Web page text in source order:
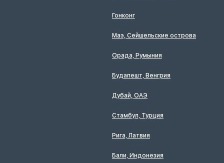
Гонконг
Маэ, Сейшельские острова
Орада, Румыния
Будапешт, Венгрия
Дубай, ОАЭ
Стамбул, Турция
Рига, Латвия
Бали, Индонезия